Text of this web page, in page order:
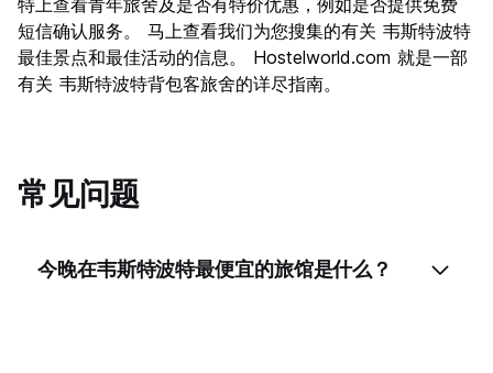
夜生活
6.0
物有所值
8.0
特上查看青年旅舍及是否有特价优惠，例如是否提供免费
短信确认服务。 马上查看我们为您搜集的有关 韦斯特波特
最佳景点和最佳活动的信息。 Hostelworld.com 就是一部
有关 韦斯特波特背包客旅舍的详尽指南。
常见问题
今晚在韦斯特波特最便宜的旅馆是什么？